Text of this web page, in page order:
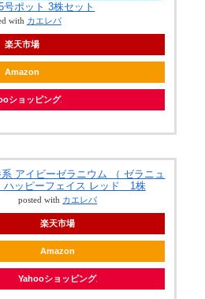
号ポット 3株セット
with カエレバ
楽天市場
Amazon
ショッピング
アイビーゼラニウム （ ゼラニュ
ハッピーフェイス レッド 1株
posted with カエレバ
楽天市場
Amazon
Yahooショッピング